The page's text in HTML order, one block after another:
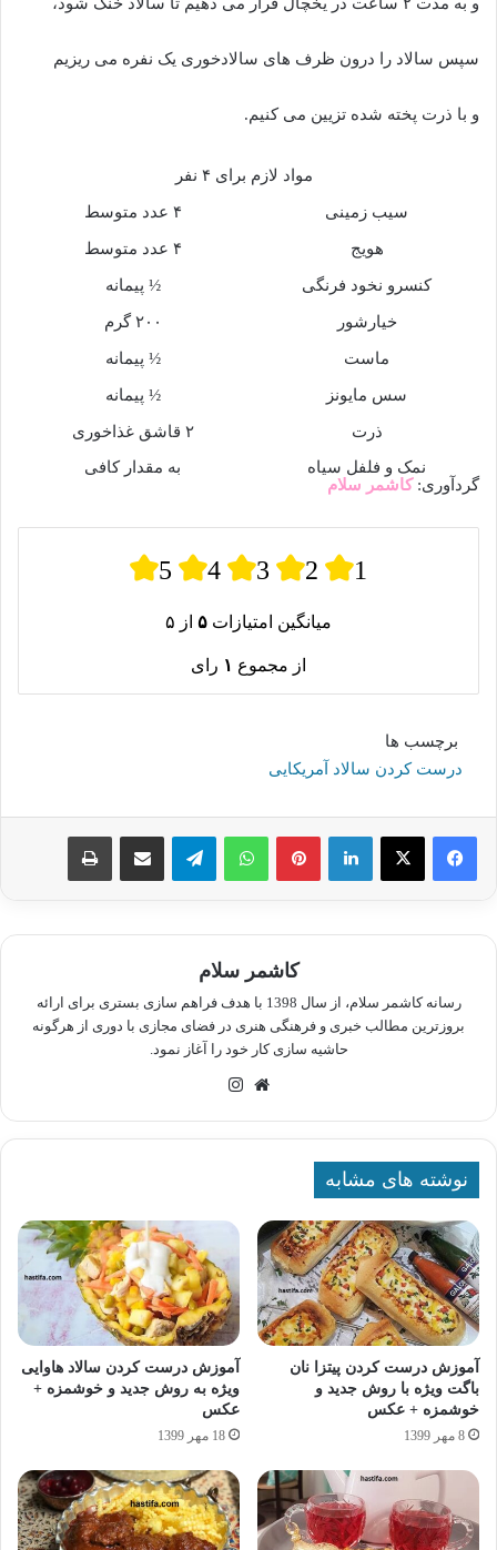
سپس سالاد را درون ظرف های سالادخوری یک نفره می ریزیم
و با ذرت پخته شده تزیین می کنیم.
مواد لازم برای ۴ نفر
سیب زمینی ۴ عدد متوسط
هویج ۴ عدد متوسط
کنسرو نخود فرنگی ½ پیمانه
خیارشور ۲۰۰ گرم
ماست ½ پیمانه
سس مایونز ½ پیمانه
ذرت
۲ قاشق غذاخوری
نمک و فلفل سیاه
به مقدار کافی
گردآوری:کاشمر سلام
5 4 3 2 1
میانگین امتیازات ۵ از ۵
از مجموع ۱ رای
برچسب ها
درست کردن سالاد آمریکایی
لینکدین پینترستواتس آپ تلگرام اشتراک گذاری از طریق ایمیل چاپ
کاشمر سلام
رسانه کاشمر سلام، از سال 1398 با هدف فراهم سازی بستری برای ارائه
بروزترین مطالب خبری و فرهنگی هنری در فضای مجازی با دوری از هرگونه
حاشیه سازی کار خود را آغاز نمود.
وبسایت
نوشته های مشابه
آموزش درست کردن پیتزا نان
باگت ویژه با روش جدید و
خوشمزه + عکس
8 مهر 1399
آموزش درست کردن سالاد هاوایی
ویژه به روش جدید و خوشمزه +
عکس
18 مهر 1399